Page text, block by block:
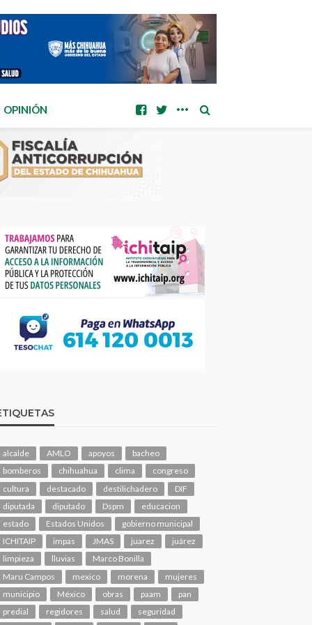
OPINIÓN
alcalde AMLO apoyos
bacheo
bomberos
chihuahua clima
congreso
cultura
destacado destilichadero
DIF
diputada
diputado Dspm
educacion
estado
Estados Unidos
gobierno municipal
ICHITAIP
impas JMAS juarez
juárez
limpieza
lluvias
Marco Bonilla
Maru Campos
mexico morena
mujeres
municipio
México obras paam
pan
predial
regidores salud
seguridad